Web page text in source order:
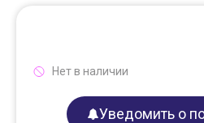
Нет в наличии
Уведомить о